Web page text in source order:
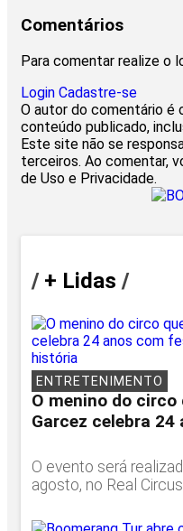
Comentários
Para comentar realize o
Login Cadastre-se
O autor do comentário é
conteúdo publicado,
Este site não se
terceiros. Ao comentar,
de Uso e Privacidade.
/+ Lidas /
ENTRETENIMENTO
O menino do
Garcez celebra
O evento será
agosto, no Real Circus